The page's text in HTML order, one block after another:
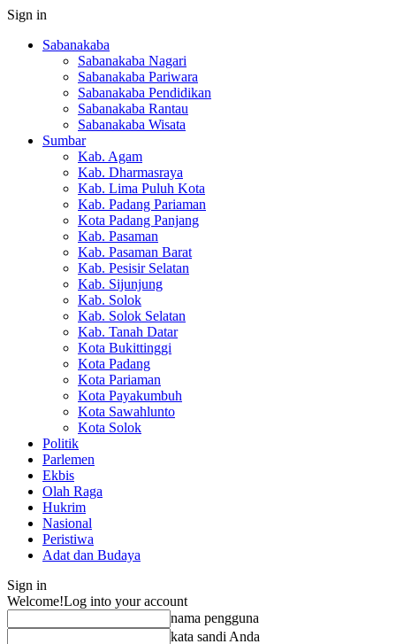
Sign in
Sabanakaba
Sabanakaba Nagari
Sabanakaba Pariwara
Sabanakaba Pendidikan
Sabanakaba Rantau
Sabanakaba Wisata
Sumbar
Kab. Agam
Kab. Dharmasraya
Kab. Lima Puluh Kota
Kab. Padang Pariaman
Kota Padang Panjang
Kab. Pasaman
Kab. Pasaman Barat
Kab. Pesisir Selatan
Kab. Sijunjung
Kab. Solok
Kab. Solok Selatan
Kab. Tanah Datar
Kota Bukittinggi
Kota Padang
Kota Pariaman
Kota Payakumbuh
Kota Sawahlunto
Kota Solok
Politik
Parlemen
Ekbis
Olah Raga
Hukrim
Nasional
Peristiwa
Adat dan Budaya
Sign in
Welcome!Log into your account
nama pengguna
kata sandi Anda